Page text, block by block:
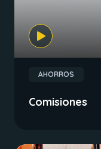
AHORROS
Comisiones